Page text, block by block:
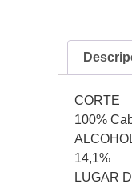
CORTE
100%
14,1%
LUGAR